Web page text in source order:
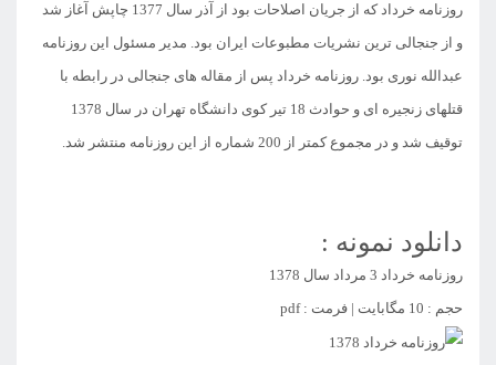
روزنامه خرداد که از جریان اصلاحات بود از آذر سال 1377 چاپش آغاز شد
و از جنجالی ترین نشریات مطبوعات ایران بود. مدیر مسئول این روزنامه
عبدالله نوری بود. روزنامه خرداد پس از مقاله های جنجالی در رابطه با
قتلهای زنجیره ای و حوادث 18 تیر کوی دانشگاه تهران در سال 1378
توقیف شد و در مجموع کمتر از 200 شماره از این روزنامه منتشر شد.
دانلود نمونه :
روزنامه خرداد 3 مرداد سال 1378
حجم : 10 مگابایت | فرمت : pdf